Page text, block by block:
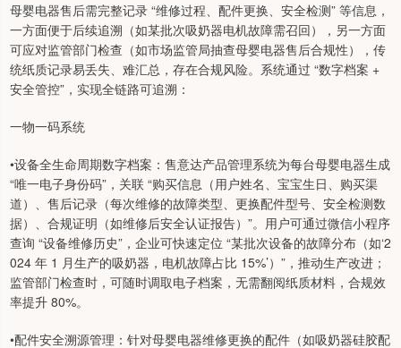
母婴电器售后需完整记录 “维修过程、配件更换、安全检测” 等信息，
一方面便于后续追溯（如某批次吸奶器电机故障需召回），另一方面
可应对监管部门检查（如市场监管局抽查母婴电器售后合规性），传
统纸质记录易丢失、难汇总，存在合规风险。系统通过 “数字档案 +
安全管控”，实现全链路可追溯：
一物一码系统
•设备全生命周期数字档案：售意达产品管理系统为每台母婴电器生成
“唯一电子身份码”，关联 “购买信息（用户姓名、宝宝生日、购买渠
道）、售后记录（每次维修的故障类型、更换配件型号、安全检测数
据）、合规证明（如维修后安全认证报告）”。用户可通过微信小程序
查询 “设备维修历史”，企业可快速定位 “某批次设备的故障分布（如‘2
024 年 1 月生产的吸奶器，电机故障占比 15%’）”，推动生产改进；
监管部门检查时，可随时调取电子档案，无需翻阅纸质材料，合规效
率提升 80%。
•配件安全溯源管理：针对母婴电器维修更换的配件（如吸奶器硅胶配